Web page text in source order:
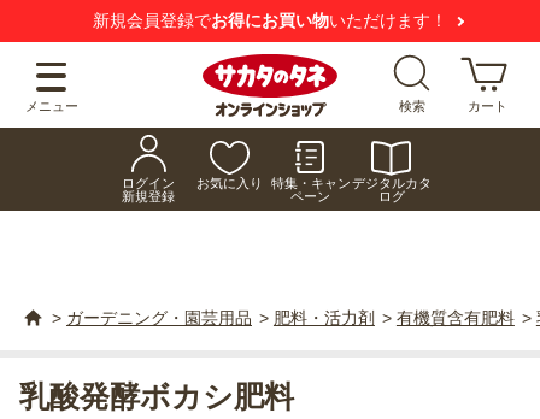
新規会員登録でお得にお買い物いただけます！
メニュー 検索 カート
ログイン
新規登録
お気に入り
特集・キャン
ペーン
デジタルカタ
ログ
> ガーデニング・園芸用品 > 肥料・活力剤 > 有機質含有肥料 >
乳酸発酵ボカシ肥料